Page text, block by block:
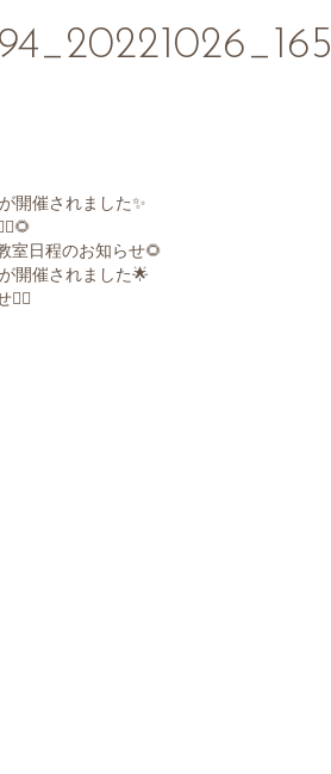
開催されました✨
室日程のお知らせ🌻
開催されました🌟
🙇‍♀️